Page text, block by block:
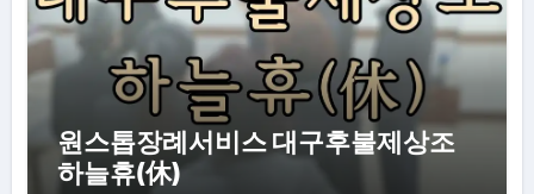
원스톱장례서비스 대구후불제상조
하늘휴(休)